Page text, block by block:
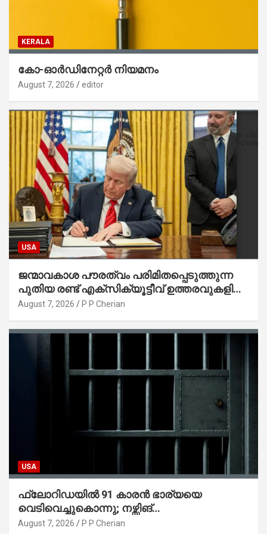
KERALA
കോ-ഓർഡിനേറ്റർ നിയമനം
August 7, 2026 editor
USA
ജന്മാവകാശ പൗരത്വം പരിമിതപ്പെടുത്തുന്ന
പുതിയ രണ്ട് എക്സിക്യൂട്ടീവ് ഉത്തരവുകളിൽ
ട്രംപ് ഒപ്പുവെച്ചു
August 7, 2026 P P Cherian
USA
ഫ്ലോറിഡയിൽ 91 കാരൻ ഭാര്യയെ
വെടിവെച്ചുകൊന്നു; നഴ്സിങ്
ഹോമിലാക്കില്ലെന്ന് നൽകിയ വാഗ്ദാനം
August 7, 2026 P P Cherian